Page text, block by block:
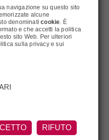
navigazione su questo sito
alcune
denominaticookie . È
e che accetti la politica
sito Web. Per ulteriori
sulla privacy e sui
RIFUTO